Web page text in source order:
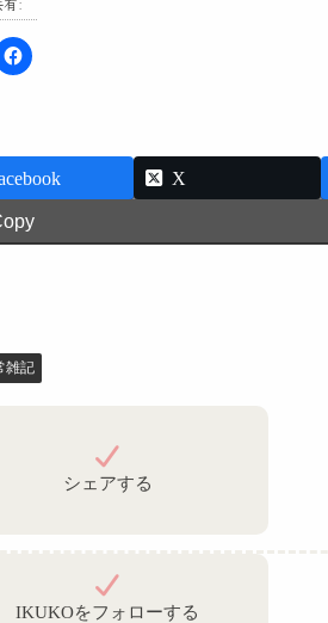
X
雑記
シェアする
IKUKOをフォローする